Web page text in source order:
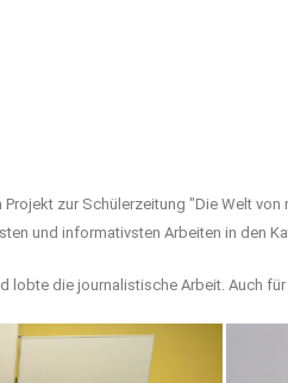
zur Schülerzeitung "Die Welt
und informativsten Arbeiten in den
die journalistische Arbeit. Auch